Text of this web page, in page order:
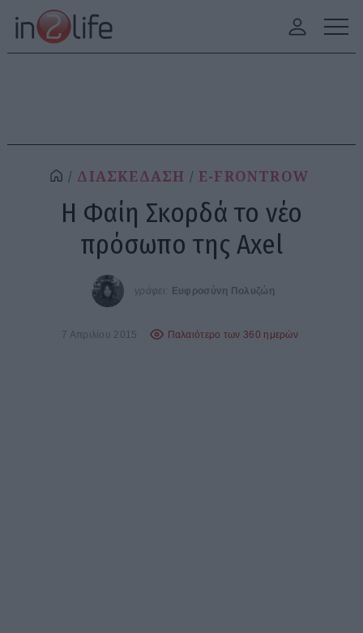
ΔΙΑΣΚΕΔΑΣΗ E-FRONTROW
H Φαίη Σκορδά το νέο
πρόσωπο της Axel
γράφει: Ευφροσύνη Πολυζώη
7 Απριλίου 2015 Παλαιότερο των 360 ημερών